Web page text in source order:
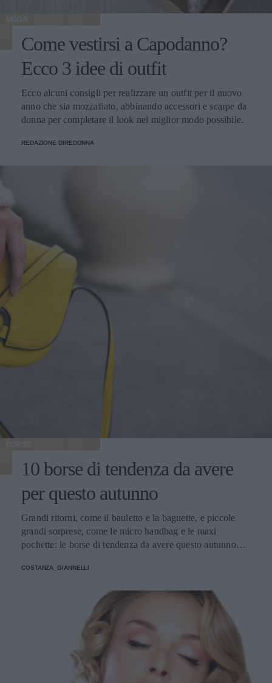
MODA
Come vestirsi a Capodanno?
Ecco 3 idee di outfit
Ecco alcuni consigli per realizzare un outfit per il nuovo
anno che sia mozzafiato, abbinando accessori e scarpe da
donna per completare il look nel miglior modo possibile.
REDAZIONE DIREDONNA
BORSE
10 borse di tendenza da avere
per questo autunno
Grandi ritorni, come il bauletto e la baguette, e piccole
grandi sorprese, come le micro handbag e le maxi
pochette: le borse di tendenza da avere questo autunno
COSTANZA_GIANNELLI